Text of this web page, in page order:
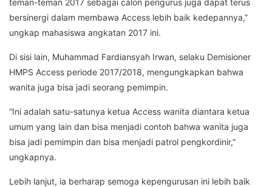
bersinergi dalam membawa Access lebih baik kedepannya,”
ungkap mahasiswa angkatan 2017 ini.
Di sisi lain, Muhammad Fardiansyah Irwan, selaku Demisioner
HMPS Access periode 2017/2018, mengungkapkan bahwa
wanita juga bisa jadi seorang pemimpin.
“Ini adalah satu-satunya ketua Access wanita diantara ketua
umum yang lain dan bisa menjadi contoh bahwa wanita juga
bisa jadi pemimpin dan bisa menjadi patrol pengkordinir,”
ungkapnya.
Lebih lanjut, ia berharap semoga kepengurusan ini lebih baik